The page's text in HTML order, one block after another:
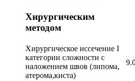
Хирургическим
методом
Хирургическое иссечение I
категории сложности с
наложением швов (липома,
атерома,киста)